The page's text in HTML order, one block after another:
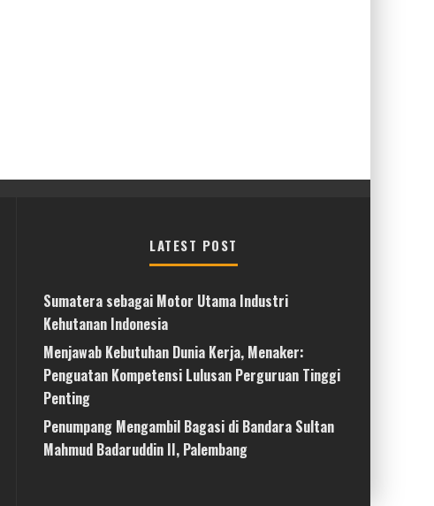
LATEST POST
Sumatera sebagai Motor Utama Industri
Kehutanan Indonesia
Menjawab Kebutuhan Dunia Kerja, Menaker:
Penguatan Kompetensi Lulusan Perguruan Tinggi
Penting
Penumpang Mengambil Bagasi di Bandara Sultan
Mahmud Badaruddin II, Palembang